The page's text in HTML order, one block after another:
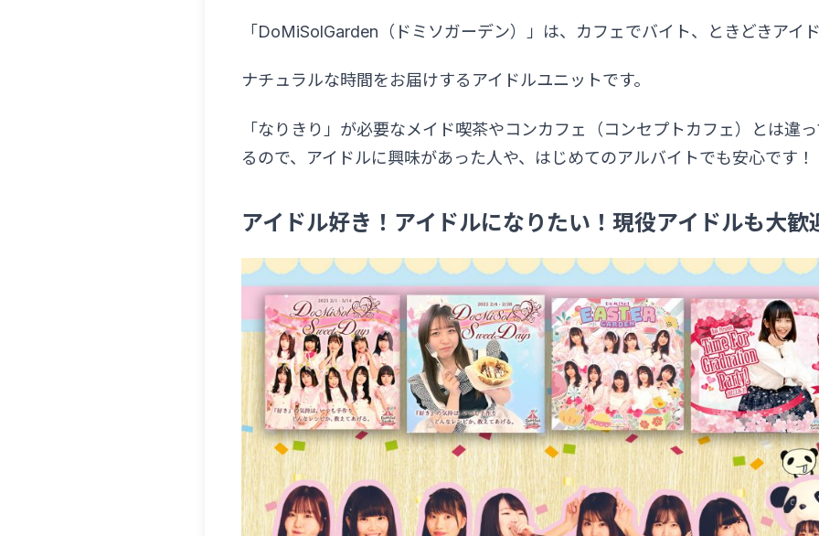
「DoMiSolGarden（ドミソガーデン）」は、カフェでバイト、ときどきアイ
ナチュラルな時間をお届けするアイドルユニットです。
「なりきり」が必要なメイド喫茶やコンカフェ（コンセプトカフェ）とは違
るので、アイドルに興味があった人や、はじめてのアルバイトでも安心です！
アイドル好き！アイドルになりたい！現役アイドルも大歓